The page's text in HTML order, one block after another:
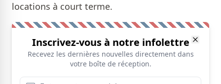
locations à court terme.
Inscrivez-vous à notre infolettre
Recevez les dernières nouvelles directement dans
votre boîte de réception.